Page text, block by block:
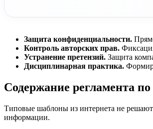
Защита конфиденциальности.
Контроль авторских прав.
Устранение претензий. Защита
Дисциплинарная практика.
Содержание регламента
Типовые шаблоны из интернета не
информации.